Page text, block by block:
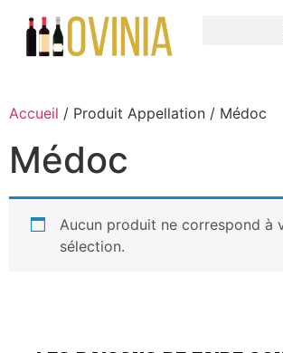
Accueil / Produit Appellation / Médoc
Médoc
Aucun produit ne correspond à
sélection.